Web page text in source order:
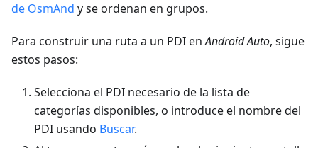
de OsmAnd y se ordenan en grupos.
Para construir una ruta a un PDI enAndroid Auto, sigue
estos pasos:
Selecciona el PDI necesario de la lista de
categorías disponibles, o introduce el nombre del
PDI usando Buscar.